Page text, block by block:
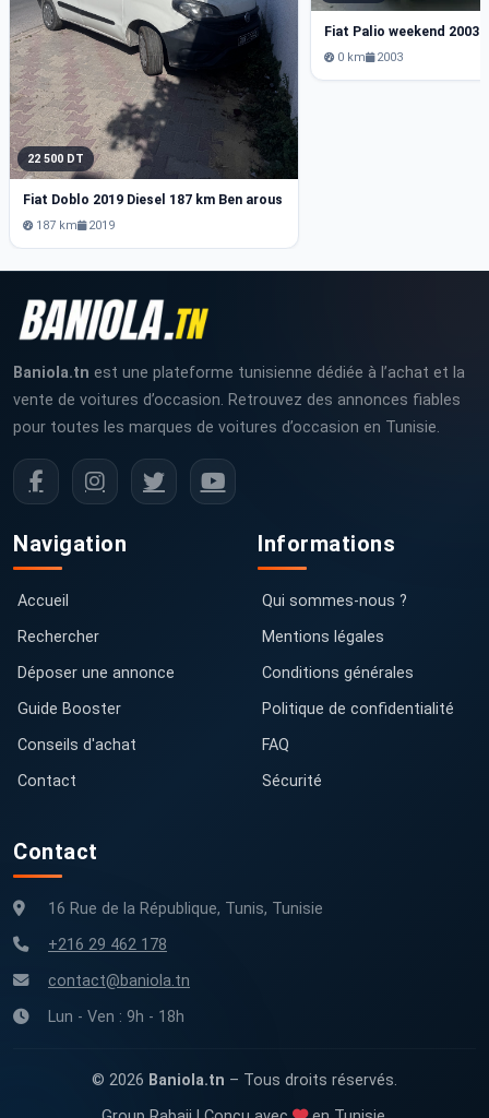
22 500 DT
Fiat Doblo 2019 Diesel 187 km Ben arous
187 km 2019
Fiat Palio weekend 2003
0 km 2003
Baniola.tn est une plateforme tunisienne dédiée à l’achat et la
vente de voitures d’occasion. Retrouvez des annonces fiables
pour toutes les marques de voitures d’occasion en Tunisie.
Navigation
Accueil
Rechercher
Déposer une annonce
Guide Booster
Conseils d'achat
Contact
Informations
Qui sommes-nous ?
Mentions légales
Conditions générales
Politique de confidentialité
FAQ
Sécurité
Contact
16 Rue de la République, Tunis, Tunisie
+216 29 462 178
contact@baniola.tn
Lun - Ven : 9h - 18h
© 2026 Baniola.tn – Tous droits réservés.